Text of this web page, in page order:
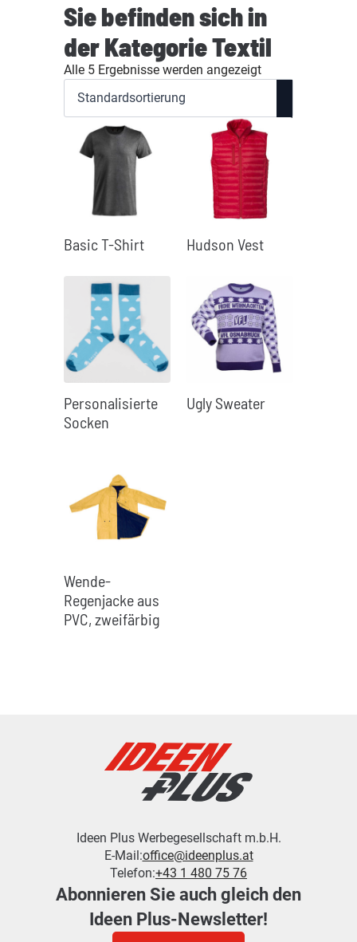
Sie befinden sich in
der Kategorie Textil
Alle 5 Ergebnisse werden angezeigt
Basic T-Shirt Hudson Vest
Personalisierte
Socken
Ugly Sweater
Wende-
Regenjacke aus
PVC, zweifärbig
Ideen Plus Werbegesellschaft m.b.H.
E-Mail:office@ideenplus.at
Telefon:+43 1 480 75 76
Abonnieren Sie auch gleich den
Ideen Plus-Newsletter!